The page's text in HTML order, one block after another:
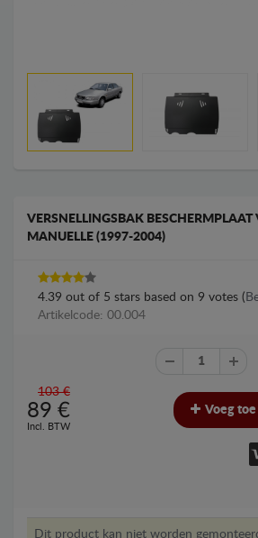
VERSNELLINGSBAK
MANUELLE (1997-2004)
4.39 out of 5 stars based on 9 votes (
Artikelcode: 00.004
103 €
89 €
Incl. BTW
Voeg
Dit product kan niet worden